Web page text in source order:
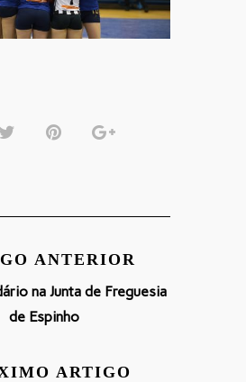
ANTERIOR
na Junta de Freguesia
de Espinho
ARTIGO